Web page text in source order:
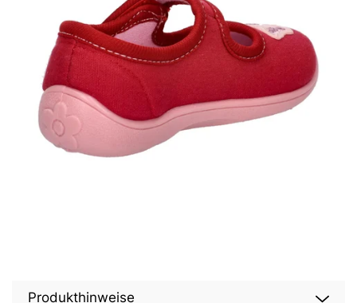
Produkthinweise